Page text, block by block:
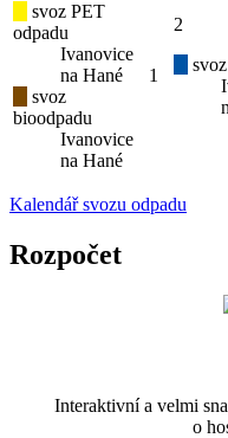
svoz PET
odpadu
Ivanovice
na Hané
svoz
bioodpadu
Ivanovice
na Hané
1
2
Kalendář svozu odpadu
Rozpočet
Interaktivní a velmi
o